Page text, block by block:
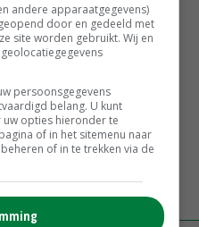
startsein voor Zeeuws
in project 'Meer fruit met
andere apparaatgegevens)
door en gedeeld met
site worden gebruikt. Wij en
persoonsgegevens
belang. U kunt
opties hieronder te
of in het sitemenu naar
of in te trekken via de